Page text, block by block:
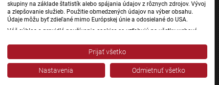
skupiny na základe štatistík alebo spájania údajov z rôznych zdrojov. Vývoj
a zlepšovanie služieb. Použitie obmedzených údajov na výber obsahu.
Údaje môžu byť zdieľané mimo Európskej únie a odosielané do USA.
Váš súhlas a pravidlá používania cookies sa vzťahujú na všetky webové
Stred, Rádio Regina Západ, Rádio Patria, Rádio Devín, RTVS, Hudobné
pozdravy, Rádio Slovensko, RSI Francais, RSI English, RSI Slovensky, Rádio
Junior, RSI, Rádio Regina Východ, Rádio_FM, RSI Espanol, NEV.
Zobraziť zoznam partnerov (1 predajcovia IAB)
Prijať všetko
Nastavenia Odmietnuť všetko
24
Šport